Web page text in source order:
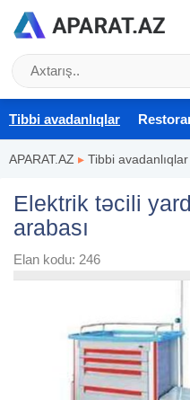
Tibbi avadanlıqlar
APARAT.AZ ▸ Tibbi avadanlıqlar
Elektrik təcili
arabası
Elan kodu: 246